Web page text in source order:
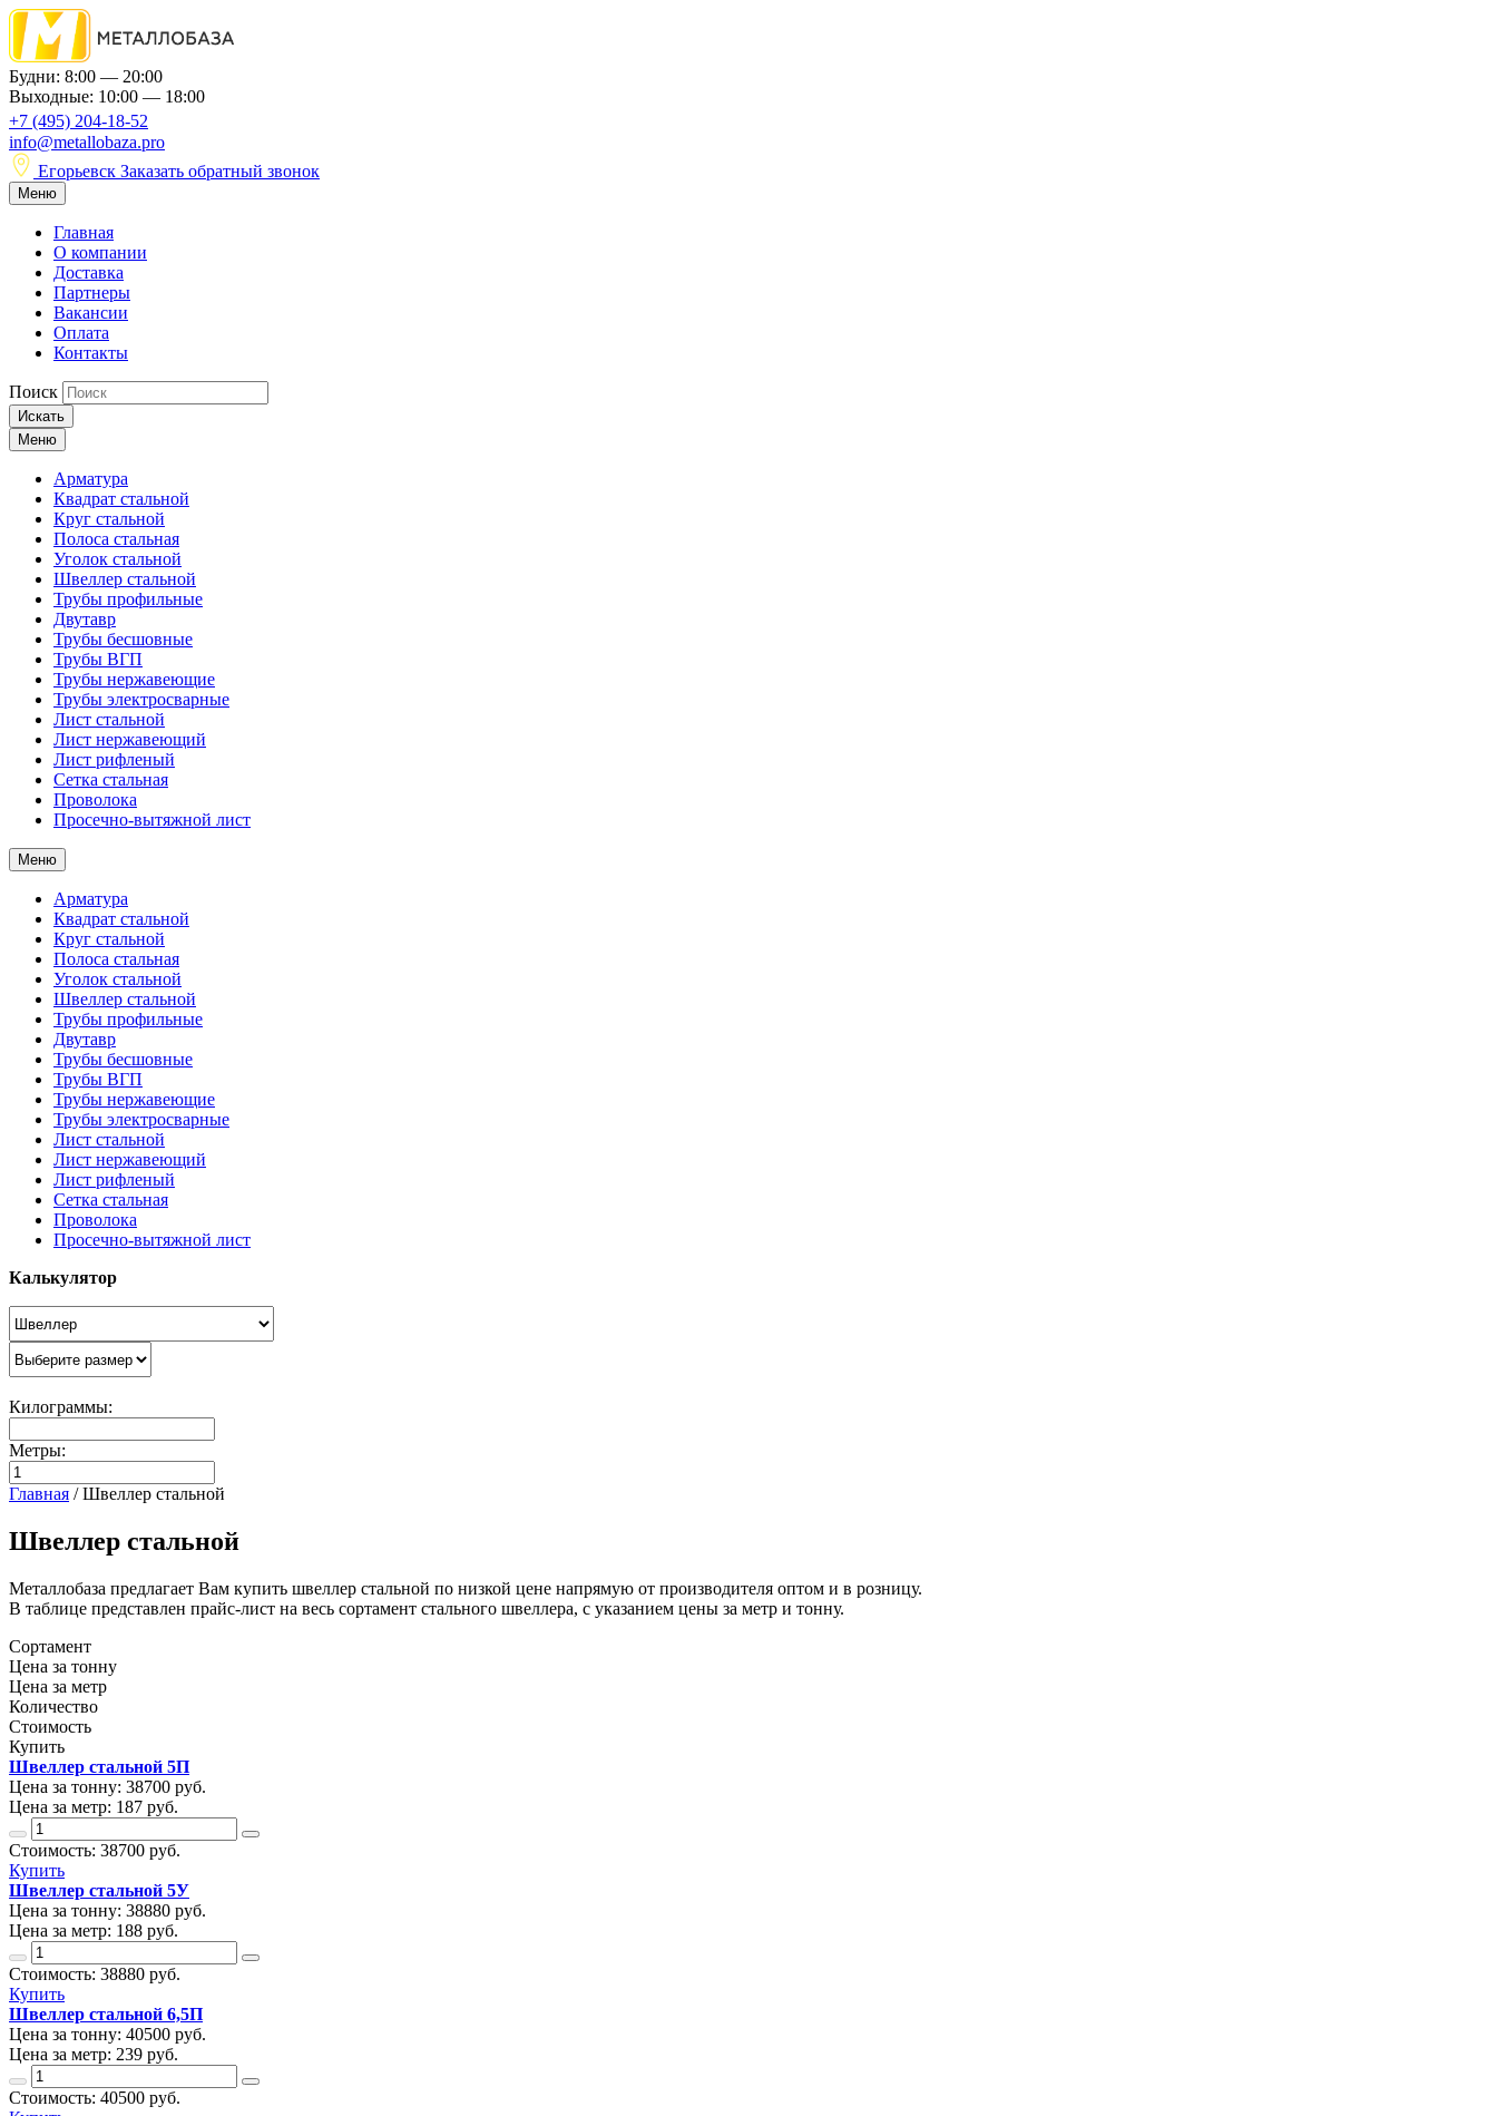
Будни: 8:00 — 20:00
Выходные: 10:00 — 18:00
+7 (495) 204-18-52
info@metallobaza.pro
Егорьевск Заказать обратный звонок
Меню
Главная
О компании
Доставка
Партнеры
Вакансии
Оплата
Контакты
Поиск
Искать
Меню
Арматура
Квадрат стальной
Круг стальной
Полоса стальная
Уголок стальной
Швеллер стальной
Трубы профильные
Двутавр
Трубы бесшовные
Трубы ВГП
Трубы нержавеющие
Трубы электросварные
Лист стальной
Лист нержавеющий
Лист рифленый
Сетка стальная
Проволока
Просечно-вытяжной лист
Меню
Арматура
Квадрат стальной
Круг стальной
Полоса стальная
Уголок стальной
Швеллер стальной
Трубы профильные
Двутавр
Трубы бесшовные
Трубы ВГП
Трубы нержавеющие
Трубы электросварные
Лист стальной
Лист нержавеющий
Лист рифленый
Сетка стальная
Проволока
Просечно-вытяжной лист
Калькулятор
Килограммы:
Метры:
Главная /Швеллер стальной
Швеллер стальной
Металлобаза предлагает Вам купить швеллер стальной по низкой цене напрямую от производителя оптом и в розницу.
В таблице представлен прайс-лист на весь сортамент стального швеллера, с указанием цены за метр и тонну.
Сортамент
Цена за тонну
Цена за метр
Количество
Стоимость
Купить
Швеллер стальной 5П
Цена за тонну: 38700 руб.
Цена за метр: 187 руб.
Стоимость: 38700 руб.
Купить
Швеллер стальной 5У
Цена за тонну: 38880 руб.
Цена за метр: 188 руб.
Стоимость: 38880 руб.
Купить
Швеллер стальной 6,5П
Цена за тонну: 40500 руб.
Цена за метр: 239 руб.
Стоимость: 40500 руб.